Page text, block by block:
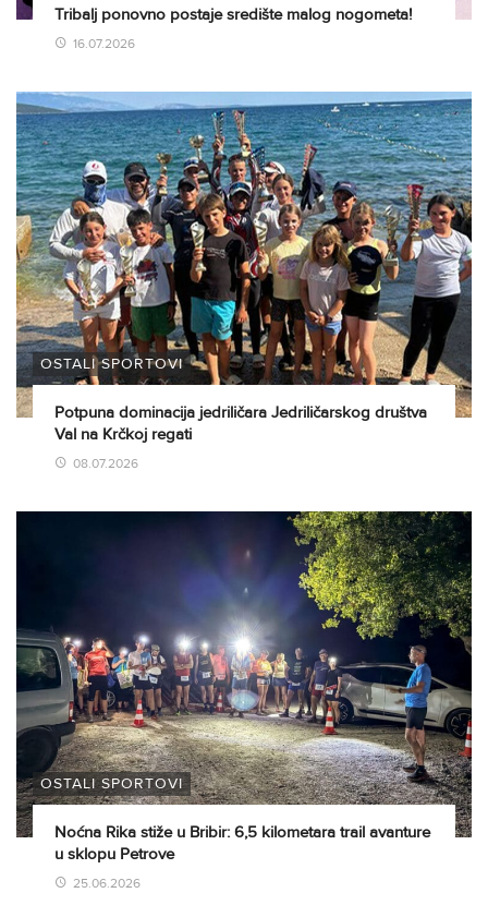
Tribalj ponovno postaje središte malog nogometa!
16.07.2026
OSTALI SPORTOVI
Potpuna dominacija jedriličara Jedriličarskog društva
Val na Krčkoj regati
08.07.2026
OSTALI SPORTOVI
Noćna Rika stiže u Bribir: 6,5 kilometara trail avanture
u sklopu Petrove
25.06.2026